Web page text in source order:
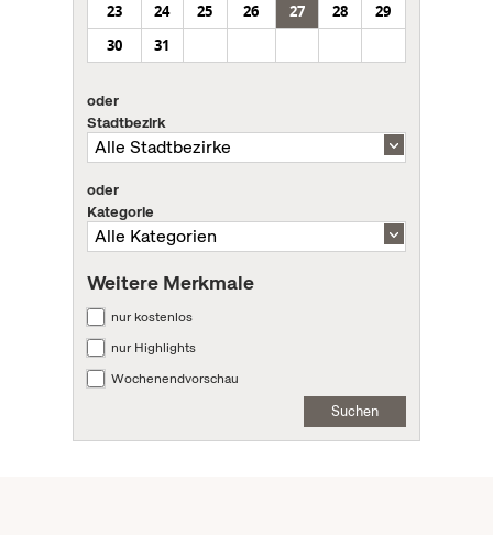
23
24 25 26 27 28
29
30
31
oder
Stadtbezirk
oder
Kategorie
Weitere Merkmale
nur kostenlos
nur Highlights
Wochenendvorschau
Suchen